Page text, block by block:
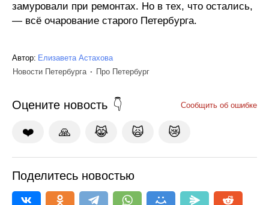
замуровали при ремонтах. Но в тех, что остались,
— всё очарование старого Петербурга.
Автор: Елизавета Астахова
Новости Петербурга
Про Петербург
Оцените новость Сообщить об ошибке
❤️ 🙏 😹 🙀 😿
Поделитесь новостью